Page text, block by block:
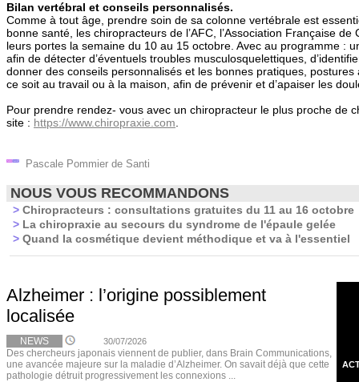
Bilan vertébral et conseils personnalisés.
Comme à tout âge, prendre soin de sa colonne vertébrale est
bonne santé, les chiropracteurs de l’AFC, l’Association Française
leurs portes la semaine du 10 au 15 octobre. Avec au programme :
afin de détecter d’éventuels troubles musculosquelettiques,
donner des conseils personnalisés et les bonnes pratiques,
ce soit au travail ou à la maison, afin de prévenir et d’apaiser les
Pour prendre rendez- vous avec un chiropracteur le plus proche de
site : https://www.chiropraxie.com
Pascale Pommier de Santi
NOUS VOUS RECOMMANDONS
> Chiropracteurs : consultations gratuites du 11 au 16 octobre
> La chiropraxie au secours du syndrome de l'épaule gelée
> Quand la cosmétique devient méthodique et va à l'essentiel
Alzheimer : l’origine possiblement
localisée
NEWS 30/07/2026
Des chercheurs japonais viennent de publier, dans Brain Communications,
une avancée majeure sur la maladie d’Alzheimer. On savait déjà que cette
pathologie détruit progressivement les connexions ...